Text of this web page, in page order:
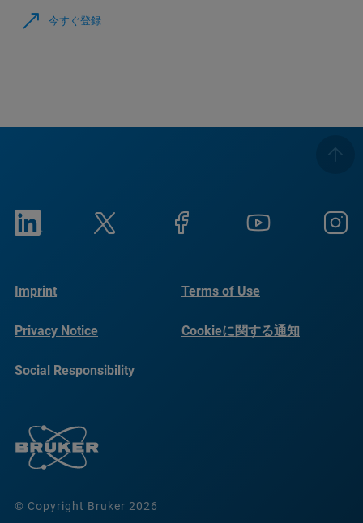
今すぐ登録
© Copyright Bruker 2026
Imprint Terms of Use
Privacy Notice Cookieに関する通知
Social Responsibility